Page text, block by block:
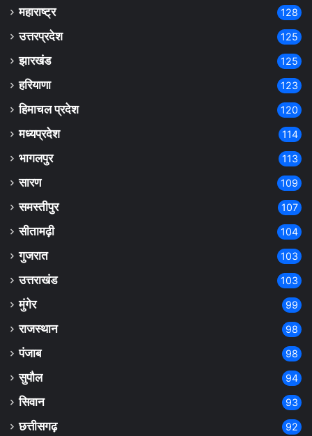
महाराष्ट्र 128
उत्तरप्रदेश 125
झारखंड 125
हरियाणा 123
हिमाचल प्रदेश 120
मध्यप्रदेश 114
भागलपुर 113
सारण 109
समस्तीपुर 107
सीतामढ़ी 104
गुजरात 103
उत्तराखंड 103
मुंगेर 99
राजस्थान 98
पंजाब 98
सुपौल 94
सिवान 93
छत्तीसगढ़ 92